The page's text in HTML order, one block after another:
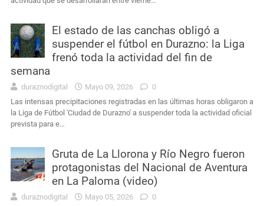
El estado de las canchas obligó a
suspender el fútbol en Durazno: la Liga
frenó toda la actividad del fin de
semana
duraznodigital Mayo 09, 2026
0
Las intensas precipitaciones registradas en las últimas horas obligaron a
la Liga de Fútbol 'Ciudad de Durazno' a suspender toda la actividad oficial
prevista para e…
Gruta de La Llorona y Río Negro fueron
protagonistas del Nacional de Aventura
en La Paloma (video)
duraznodigital Mayo 05, 2026
0